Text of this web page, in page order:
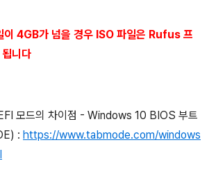
4GB가 넘을 경우 ISO 파일은 Rufus 프
니다
모드의 차이점 - Windows 10 BIOS 부트
: https://www.tabmode.com/windows